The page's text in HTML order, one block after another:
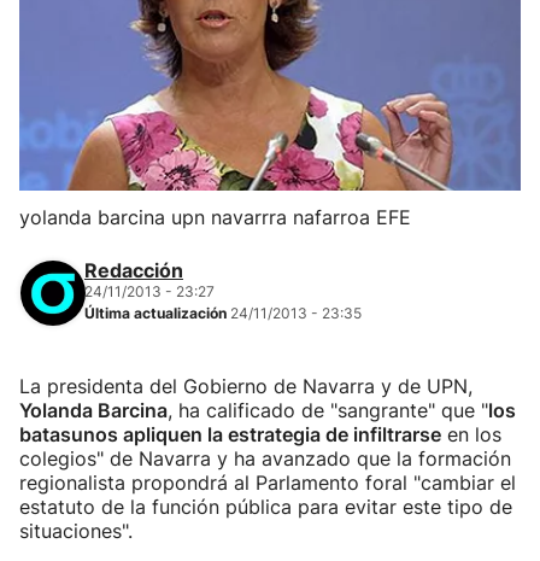
yolanda barcina upn navarrra nafarroa EFE
Redacción
24/11/2013 - 23:27
Última actualización 24/11/2013 - 23:35
La presidenta del Gobierno de Navarra y de UPN,
Yolanda Barcina, ha calificado de "sangrante" que "los
batasunos apliquen la estrategia de infiltrarse en los
colegios" de Navarra y ha avanzado que la formación
regionalista propondrá al Parlamento foral "cambiar el
estatuto de la función pública para evitar este tipo de
situaciones".